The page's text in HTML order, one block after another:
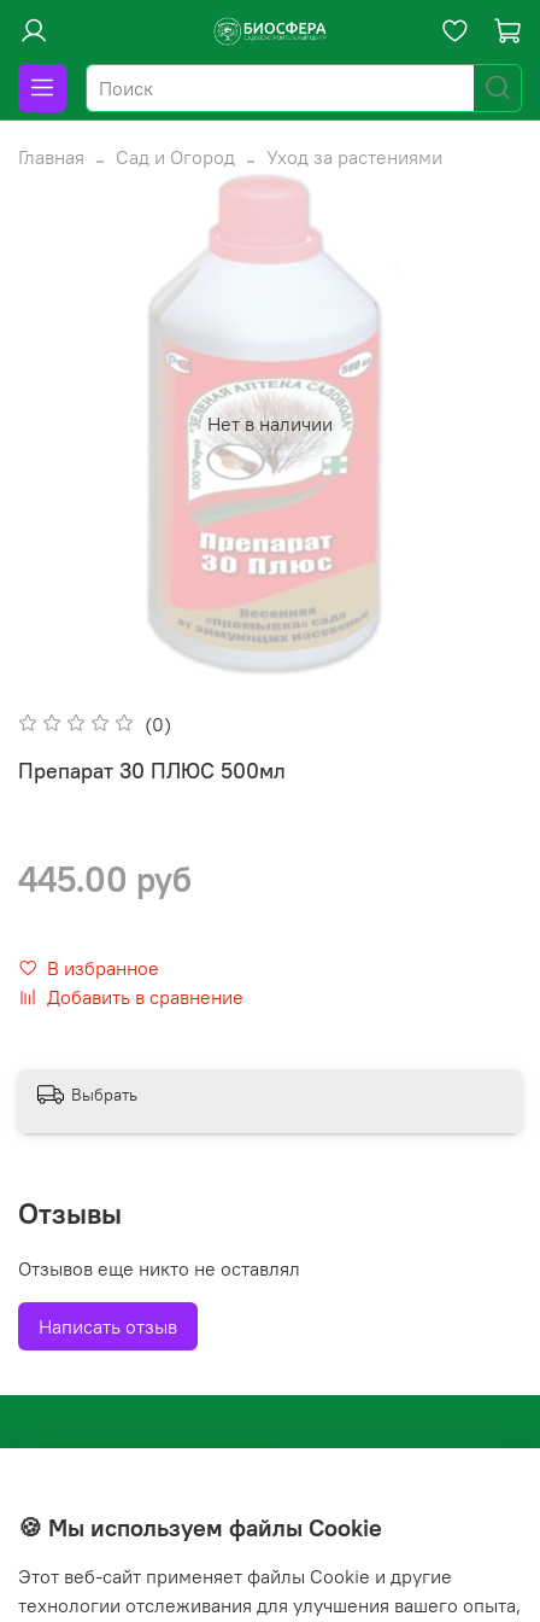
Главная Сад и Огород Уход за растениями
Нет в наличии
(0)
Препарат 30 ПЛЮС 500мл
445.00 руб
В избранное
Добавить в сравнение
Выбрать
Отзывы
Отзывов еще никто не оставлял
Написать отзыв
+7(843) 210-20-24
🍪 Мы используем файлы Cookie
Этот веб‑сайт применяет файлы Cookie и другие
технологии отслеживания для улучшения вашего опыта,